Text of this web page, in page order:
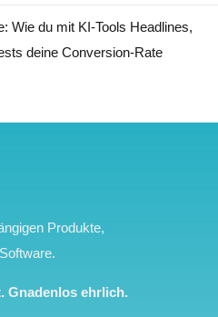
Wie du mit KI-Tools Headlines,
deine Conversion-Rate
Produkte,
Gnadenlos ehrlich.